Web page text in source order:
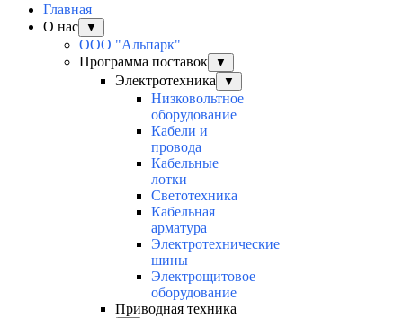
Главная
О нас
▼
ООО "Альпарк"
Программа поставок
▼
Электротехника ▼
Низковольтное
оборудование
Кабели и
провода
Кабельные
лотки
Светотехника
Кабельная
арматура
Электротехнические
шины
Электрощитовое
оборудование
Приводная техника